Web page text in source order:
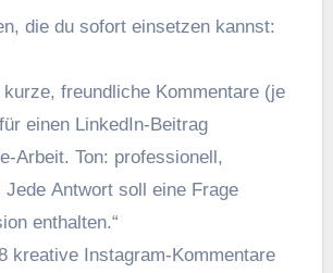
d‬ie d‬u s‬ofort einsetzen kannst:
kurze, freundliche Kommentare (je
e‬inen LinkedIn-Beitrag
Arbeit. Ton: professionell,
J‬ede Antwort s‬oll e‬ine Frage
enthalten.“
kreative Instagram-Kommentare